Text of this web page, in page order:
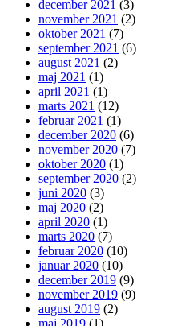
december 2021 (3)
november 2021 (2)
oktober 2021 (7)
september 2021 (6)
august 2021 (2)
maj 2021 (1)
april 2021 (1)
marts 2021 (12)
februar 2021 (1)
december 2020 (6)
november 2020 (7)
oktober 2020 (1)
september 2020 (2)
juni 2020 (3)
maj 2020 (2)
april 2020 (1)
marts 2020 (7)
februar 2020 (10)
januar 2020 (10)
december 2019 (9)
november 2019 (9)
august 2019 (2)
maj 2019 (1)